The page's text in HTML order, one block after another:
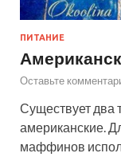
ПИТАНИЕ
Оставьте
Существует два
американские.
маффинов